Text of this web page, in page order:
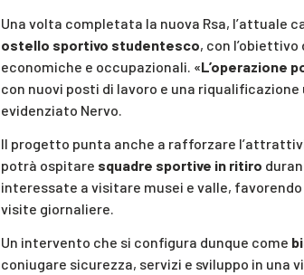
Una volta completata la nuova Rsa, l’attuale
ostello sportivo studentesco, con
economiche e occupazionali. «L’operazione
con nuovi posti di lavoro e una
evidenziato Nervo.
Il progetto punta anche a rafforzare
potrà ospitare squadre sportive in ritiro
interessate a visitare musei e valle,
visite giornaliere.
Un intervento che si configura dunque come
coniugare sicurezza, servizi e sviluppo in una